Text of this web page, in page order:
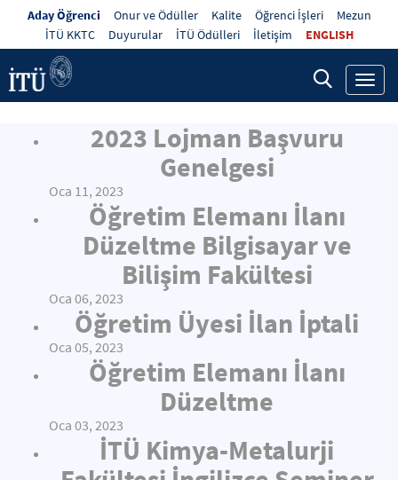
Aday Öğrenci Onur ve Ödüller Kalite Öğrenci İşleri
Mezun
İTÜ KKTC
Duyurular İTÜ Ödülleri İletişim ENGLISH
2023 Lojman Başvuru
Genelgesi
Oca 11, 2023
Öğretim Elemanı İlanı
Düzeltme Bilgisayar ve
Bilişim Fakültesi
Oca 06, 2023
Öğretim Üyesi İlan İptali
Oca 05, 2023
Öğretim Elemanı İlanı
Düzeltme
Oca 03, 2023
İTÜ Kimya-Metalurji